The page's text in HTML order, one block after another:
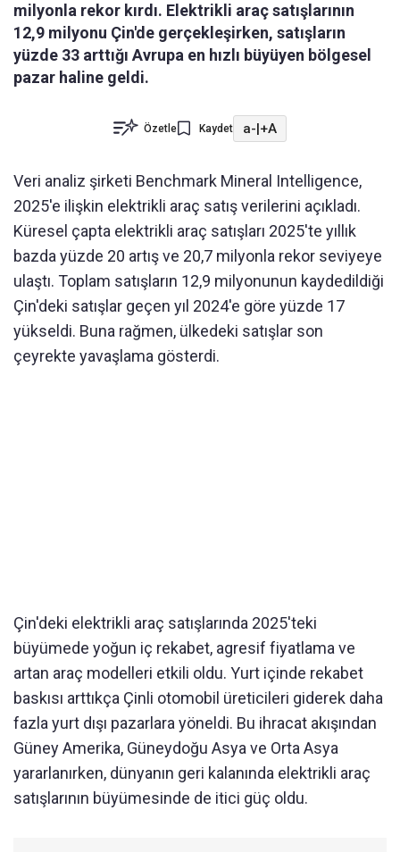
milyonla rekor kırdı. Elektrikli araç satışlarının
12,9 milyonu Çin'de gerçekleşirken, satışların
yüzde 33 arttığı Avrupa en hızlı büyüyen bölgesel
pazar haline geldi.
Özetle Kaydet a-|+A
Veri analiz şirketi Benchmark Mineral Intelligence,
2025'e ilişkin elektrikli araç satış verilerini açıkladı.
Küresel çapta elektrikli araç satışları 2025'te yıllık
bazda yüzde 20 artış ve 20,7 milyonla rekor seviyeye
ulaştı. Toplam satışların 12,9 milyonunun kaydedildiği
Çin'deki satışlar geçen yıl 2024'e göre yüzde 17
yükseldi. Buna rağmen, ülkedeki satışlar son
çeyrekte yavaşlama gösterdi.
Çin'deki elektrikli araç satışlarında 2025'teki
büyümede yoğun iç rekabet, agresif fiyatlama ve
artan araç modelleri etkili oldu. Yurt içinde rekabet
baskısı arttıkça Çinli otomobil üreticileri giderek daha
fazla yurt dışı pazarlara yöneldi. Bu ihracat akışından
Güney Amerika, Güneydoğu Asya ve Orta Asya
yararlanırken, dünyanın geri kalanında elektrikli araç
satışlarının büyümesinde de itici güç oldu.